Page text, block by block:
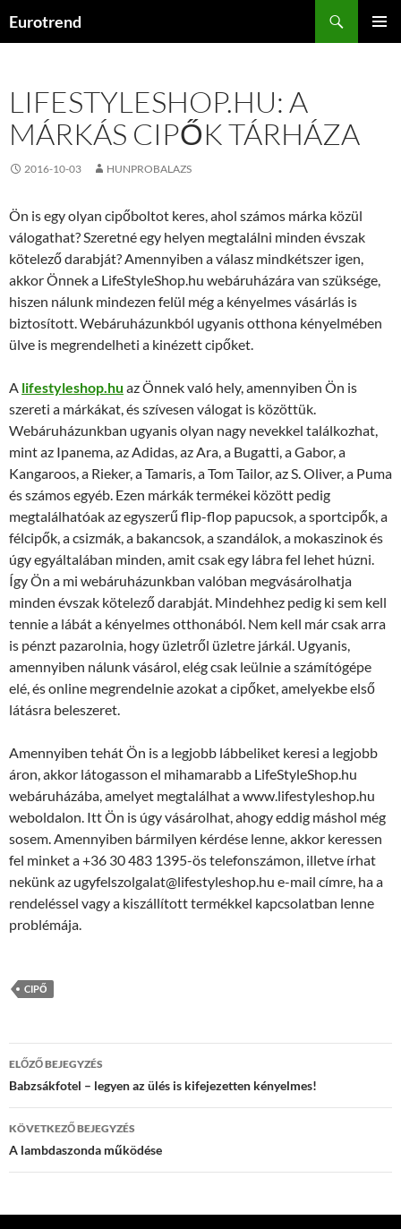
Eurotrend
LIFESTYLESHOP.HU: A
MÁRKÁS CIPŐK TÁRHÁZA
2016-10-03 HUNPROBALAZS
Ön is egy olyan cipőboltot keres, ahol számos márka közül
válogathat? Szeretné egy helyen megtalálni minden évszak
kötelező darabját? Amennyiben a válasz mindkétszer igen,
akkor Önnek a LifeStyleShop.hu webáruházára van szüksége,
hiszen nálunk mindezen felül még a kényelmes vásárlás is
biztosított. Webáruházunkból ugyanis otthona kényelmében
ülve is megrendelheti a kinézett cipőket.
A lifestyleshop.hu az Önnek való hely, amennyiben Ön is
szereti a márkákat, és szívesen válogat is közöttük.
Webáruházunkban ugyanis olyan nagy nevekkel találkozhat,
mint az Ipanema, az Adidas, az Ara, a Bugatti, a Gabor, a
Kangaroos, a Rieker, a Tamaris, a Tom Tailor, az S. Oliver, a Puma
és számos egyéb. Ezen márkák termékei között pedig
megtalálhatóak az egyszerű flip-flop papucsok, a sportcipők, a
félcipők, a csizmák, a bakancsok, a szandálok, a mokaszinok és
úgy egyáltalában minden, amit csak egy lábra fel lehet húzni.
Így Ön a mi webáruházunkban valóban megvásárolhatja
minden évszak kötelező darabját. Mindehhez pedig ki sem kell
tennie a lábát a kényelmes otthonából. Nem kell már csak arra
is pénzt pazarolnia, hogy üzletről üzletre járkál. Ugyanis,
amennyiben nálunk vásárol, elég csak leülnie a számítógépe
elé, és online megrendelnie azokat a cipőket, amelyekbe első
látásra beleszeret.
Amennyiben tehát Ön is a legjobb lábbeliket keresi a legjobb
áron, akkor látogasson el mihamarabb a LifeStyleShop.hu
webáruházába, amelyet megtalálhat a www.lifestyleshop.hu
weboldalon. Itt Ön is úgy vásárolhat, ahogy eddig máshol még
sosem. Amennyiben bármilyen kérdése lenne, akkor keressen
fel minket a +36 30 483 1395-ös telefonszámon, illetve írhat
nekünk az ugyfelszolgalat@lifestyleshop.hu e-mail címre, ha a
rendeléssel vagy a kiszállított termékkel kapcsolatban lenne
problémája.
CIPŐ
Bejegyzés
navigáció
ELŐZŐ BEJEGYZÉS
Babzsákfotel – legyen az ülés is kifejezetten kényelmes!
KÖVETKEZŐ BEJEGYZÉS
A lambdaszonda működése